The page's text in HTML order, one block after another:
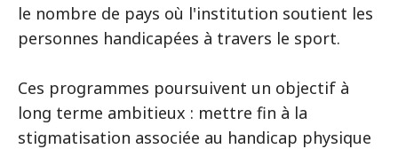
le nombre de pays où l'institution soutient les
personnes handicapées à travers le sport.
Ces programmes poursuivent un objectif à
long terme ambitieux : mettre fin à la
stigmatisation associée au handicap physique